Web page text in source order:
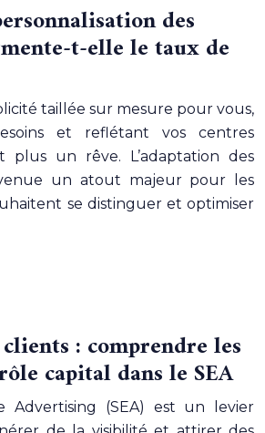
des
t-elle le taux de
taillée sur mesure pour vous,
et reflétant vos centres
plus un rêve. L’adaptation des
un atout majeur pour les
se distinguer et optimiser
: comprendre les
capital dans le SEA
Advertising (SEA) est un levier